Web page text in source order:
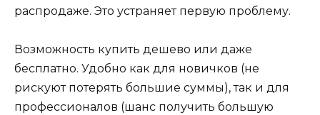
распродаже. Это устраняет первую проблему.
Возможность купить дешево или даже
бесплатно. Удобно как для новичков (не
рискуют потерять большие суммы), так и для
профессионалов (шанс получить большую